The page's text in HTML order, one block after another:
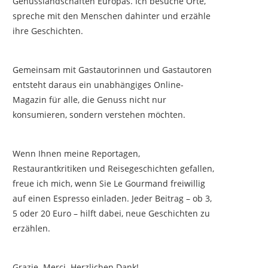
spreche mit den Menschen dahinter und erzähle
ihre Geschichten.
Gemeinsam mit Gastautorinnen und Gastautoren
entsteht daraus ein unabhängiges Online-
Magazin für alle, die Genuss nicht nur
konsumieren, sondern verstehen möchten.
Wenn Ihnen meine Reportagen,
Restaurantkritiken und Reisegeschichten gefallen,
freue ich mich, wenn Sie Le Gourmand freiwillig
auf einen Espresso einladen. Jeder Beitrag – ob 3,
5 oder 20 Euro – hilft dabei, neue Geschichten zu
erzählen.